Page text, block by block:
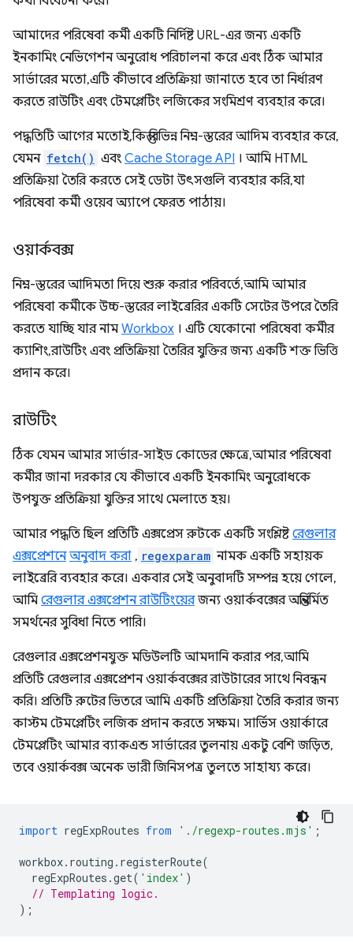
আমাদের পরিষেবা কর্মী একটি নির্দিষ্ট URL-এর জন্য একটি
ইনকামিং নেভিগেশন অনুরোধ পরিচালনা করে এবং ঠিক আমার
সার্ভারের মতো, এটি কীভাবে প্রতিক্রিয়া জানাতে হবে তা নির্ধারণ
করতে রাউটিং এবং টেমপ্লেটিং লজিকের সংমিশ্রণ ব্যবহার করে।
পদ্ধতিটি আগের মতোই, কিন্তু বিভিন্ন নিম্ন-স্তরের আদিম ব্যবহার করে,
যেমন fetch() এবং Cache Storage API । আমি HTML
প্রতিক্রিয়া তৈরি করতে সেই ডেটা উৎসগুলি ব্যবহার করি, যা
পরিষেবা কর্মী ওয়েব অ্যাপে ফেরত পাঠায়।
ওয়ার্কবক্স
নিম্ন-স্তরের আদিমতা দিয়ে শুরু করার পরিবর্তে, আমি আমার
পরিষেবা কর্মীকে উচ্চ-স্তরের লাইব্রেরির একটি সেটের উপরে তৈরি
করতে যাচ্ছি যার নাম Workbox । এটি যেকোনো পরিষেবা কর্মীর
ক্যাশিং, রাউটিং এবং প্রতিক্রিয়া তৈরির যুক্তির জন্য একটি শক্ত ভিত্তি
প্রদান করে।
রাউটিং
ঠিক যেমন আমার সার্ভার-সাইড কোডের ক্ষেত্রে, আমার পরিষেবা
কর্মীর জানা দরকার যে কীভাবে একটি ইনকামিং অনুরোধকে
উপযুক্ত প্রতিক্রিয়া যুক্তির সাথে মেলাতে হয়।
আমার পদ্ধতি ছিল প্রতিটি এক্সপ্রেস রুটকে একটি সংশ্লিষ্টরেগুলার
এক্সপ্রেশনে অনুবাদ করা , regexparam নামক একটি সহায়ক
লাইব্রেরি ব্যবহার করে। একবার সেই অনুবাদটি সম্পন্ন হয়ে গেলে,
আমি রেগুলার এক্সপ্রেশন রাউটিংয়েরজন্য ওয়ার্কবক্সের অন্তর্নির্মিত
সমর্থনের সুবিধা নিতে পারি।
রেগুলার এক্সপ্রেশনযুক্ত মডিউলটি আমদানি করার পর, আমি
প্রতিটি রেগুলার এক্সপ্রেশন ওয়ার্কবক্সের রাউটারের সাথে নিবন্ধন
করি। প্রতিটি রুটের ভিতরে আমি একটি প্রতিক্রিয়া তৈরি করার জন্য
কাস্টম টেমপ্লেটিং লজিক প্রদান করতে সক্ষম। সার্ভিস ওয়ার্কারে
টেমপ্লেটিং আমার ব্যাকএন্ড সার্ভারের তুলনায় একটু বেশি জড়িত,
তবে ওয়ার্কবক্স অনেক ভারী জিনিসপত্র তুলতে সাহায্য করে।
import regExpRoutes from './regexp-routes.mjs' ;
workbox. routing . registerRoute(
regExpRoutes .get( 'index' )
// Templating logic.
);